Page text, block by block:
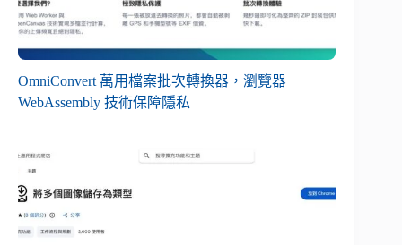
OmniConvert 萬用檔案批次轉換器，瀏覽器
WebAssembly 技術保障隱私